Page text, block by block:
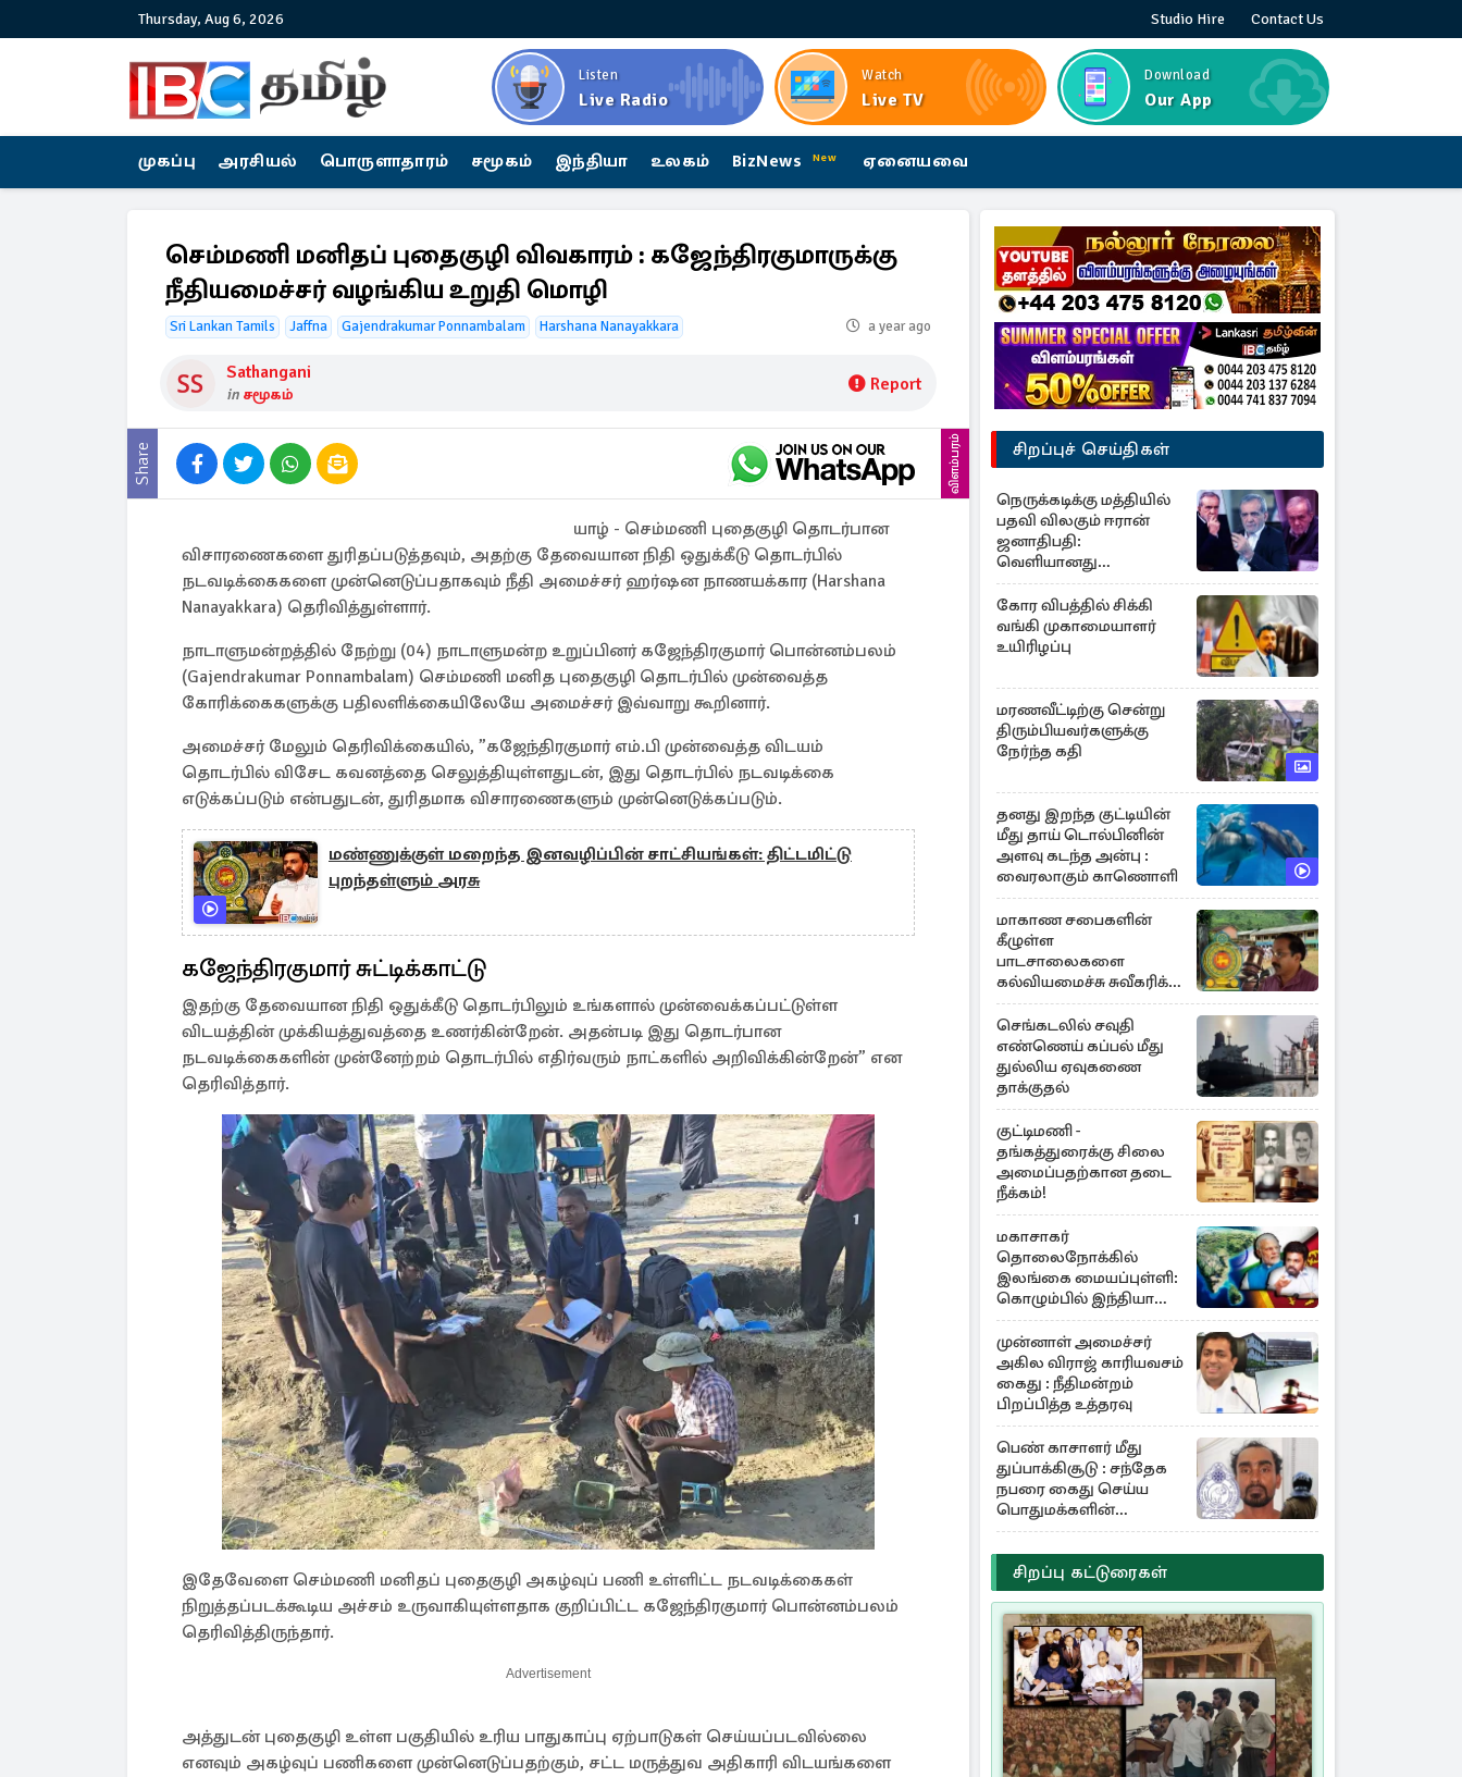
Thursday, Aug 6, 2026 Studio Hire Contact Us
Listen
Live Radio
Watch
Live TV
Download
Our App
முகப்பு அரசியல் பொருளாதாரம் சமூகம் இந்தியா உலகம் BizNews New ஏனையவை
செம்மணி மனிதப் புதைகுழி விவகாரம் : கஜேந்திரகுமாருக்கு
நீதியமைச்சர் வழங்கிய உறுதி மொழி
Sri Lankan Tamils Jaffna Gajendrakumar Ponnambalam Harshana Nanayakkara a year ago
Sathangani
in சமூகம் Report
Share விளம்பரம்
யாழ் - செம்மணி புதைகுழி தொடர்பான
விசாரணைகளை துரிதப்படுத்தவும், அதற்கு தேவையான நிதி ஒதுக்கீடு தொடர்பில்
நடவடிக்கைகளை முன்னெடுப்பதாகவும் நீதி அமைச்சர் ஹர்ஷன நாணயக்கார (Harshana
Nanayakkara) தெரிவித்துள்ளார்.
நாடாளுமன்றத்தில் நேற்று (04) நாடாளுமன்ற உறுப்பினர் கஜேந்திரகுமார் பொன்னம்பலம்
(Gajendrakumar Ponnambalam) செம்மணி மனித புதைகுழி தொடர்பில் முன்வைத்த
கோரிக்கைகளுக்கு பதிலளிக்கையிலேயே அமைச்சர் இவ்வாறு கூறினார்.
அமைச்சர் மேலும் தெரிவிக்கையில், ”கஜேந்திரகுமார் எம்.பி முன்வைத்த விடயம்
தொடர்பில் விசேட கவனத்தை செலுத்தியுள்ளதுடன், இது தொடர்பில் நடவடிக்கை
எடுக்கப்படும் என்பதுடன், துரிதமாக விசாரணைகளும் முன்னெடுக்கப்படும்.
மண்ணுக்குள் மறைந்த இனவழிப்பின் சாட்சியங்கள்: திட்டமிட்டு
புறந்தள்ளும் அரசு
கஜேந்திரகுமார் சுட்டிக்காட்டு
இதற்கு தேவையான நிதி ஒதுக்கீடு தொடர்பிலும் உங்களால் முன்வைக்கப்பட்டுள்ள
விடயத்தின் முக்கியத்துவத்தை உணர்கின்றேன். அதன்படி இது தொடர்பான
நடவடிக்கைகளின் முன்னேற்றம் தொடர்பில் எதிர்வரும் நாட்களில் அறிவிக்கின்றேன்” என
தெரிவித்தார்.
இதேவேளை செம்மணி மனிதப் புதைகுழி அகழ்வுப் பணி உள்ளிட்ட நடவடிக்கைகள்
நிறுத்தப்படக்கூடிய அச்சம் உருவாகியுள்ளதாக குறிப்பிட்ட கஜேந்திரகுமார் பொன்னம்பலம்
தெரிவித்திருந்தார்.
Advertisement
அத்துடன் புதைகுழி உள்ள பகுதியில் உரிய பாதுகாப்பு ஏற்பாடுகள் செய்யப்படவில்லை
எனவும் அகழ்வுப் பணிகளை முன்னெடுப்பதற்கும், சட்ட மருத்துவ அதிகாரி விடயங்களை
சிறப்புச் செய்திகள்
நெருக்கடிக்கு மத்தியில்
பதவி விலகும் ஈரான்
ஜனாதிபதி:
வெளியானது
சர்ச்சையின் உண்மை
நிலை
கோர விபத்தில் சிக்கி
வங்கி முகாமையாளர்
உயிரிழப்பு
மரணவீட்டிற்கு சென்று
திரும்பியவர்களுக்கு
நேர்ந்த கதி
தனது இறந்த குட்டியின்
மீது தாய் டொல்பினின்
அளவு கடந்த அன்பு :
வைரலாகும் காணொளி
மாகாண சபைகளின்
கீழுள்ள
பாடசாலைகளை
கல்வியமைச்சு சுவீகரிக்க
சட்டமில்லை :
கிடைத்தது வெற்றி
செங்கடலில் சவுதி
எண்ணெய் கப்பல் மீது
துல்லிய ஏவுகணை
தாக்குதல்
குட்டிமணி -
தங்கத்துரைக்கு சிலை
அமைப்பதற்கான தடை
நீக்கம்!
மகாசாகர்
தொலைநோக்கில்
இலங்கை மையப்புள்ளி:
கொழும்பில் இந்தியா
அழுத்தம்
முன்னாள் அமைச்சர்
அகில விராஜ் காரியவசம்
கைது : நீதிமன்றம்
பிறப்பித்த உத்தரவு
பெண் காசாளர் மீது
துப்பாக்கிசூடு : சந்தேக
நபரை கைது செய்ய
பொதுமக்களின்
உதவியை நாடும்
காவல்துறை
சிறப்பு கட்டுரைகள்